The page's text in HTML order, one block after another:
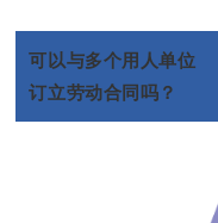
可以与多个用人单位
订立劳动合同吗？